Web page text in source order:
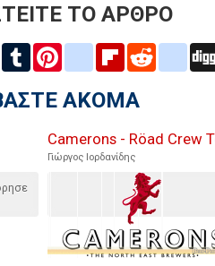
ΤΟ ΑΡΘΡΟ
LiveJournal
Tumblr Pinterestblogger_post
FlipboardReddit
ΑΚΟΜΑ
Camerons - Röad Crew
Γιώργος Ιορδανίδης